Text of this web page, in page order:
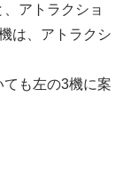
アトラクショ
は、アトラクシ
も左の3機に案